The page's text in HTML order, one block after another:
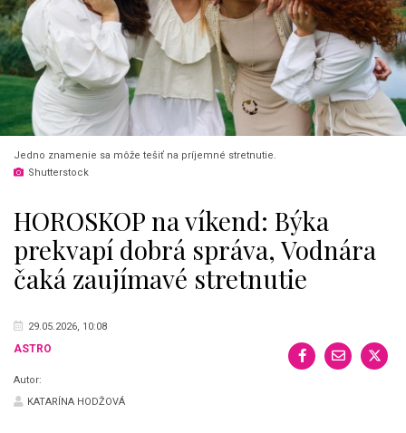
Jedno znamenie sa môže tešiť na príjemné stretnutie.
Shutterstock
HOROSKOP na víkend: Býka
prekvapí dobrá správa, Vodnára
čaká zaujímavé stretnutie
29.05.2026, 10:08
ASTRO
Autor:
KATARÍNA HODŽOVÁ